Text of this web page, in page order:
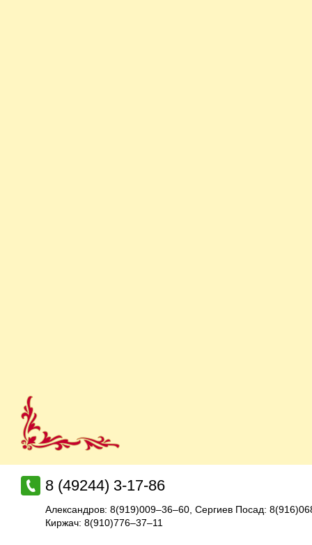
8 (49244) 3-17-86
Александров: 8(919)009–36–60,Сергиев Посад:
Киржач: 8(910)776–37–11